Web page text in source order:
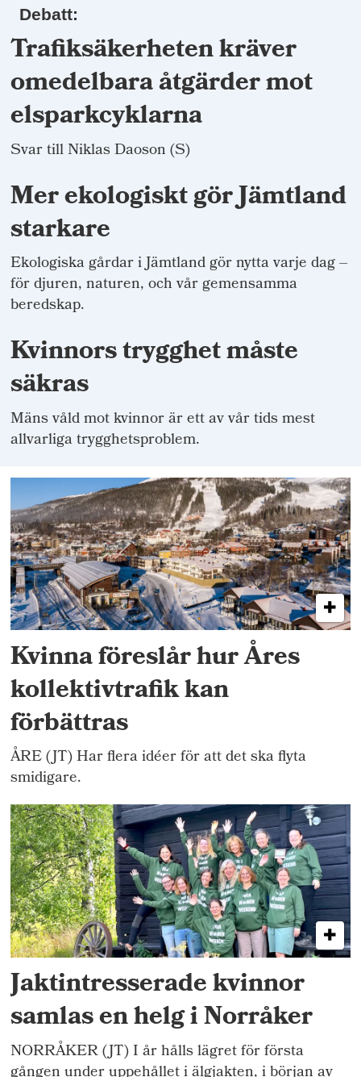
Debatt:
Trafiksäkerheten kräver
omedelbara åtgärder mot
elsparkcyklarna
Svar till Niklas Daoson (S)
Mer ekologiskt gör Jämtland
starkare
Ekologiska gårdar i Jämtland gör nytta varje dag –
för djuren, naturen, och vår gemensamma
beredskap.
Kvinnors trygghet måste
säkras
Mäns våld mot kvinnor är ett av vår tids mest
allvarliga trygghetsproblem.
Kvinna föreslår hur Åres
kollektivtrafik kan
förbättras
ÅRE (JT) Har flera idéer för att det ska flyta
smidigare.
Jaktintresserade kvinnor
samlas en helg i Norråker
NORRÅKER (JT) I år hålls lägret för första